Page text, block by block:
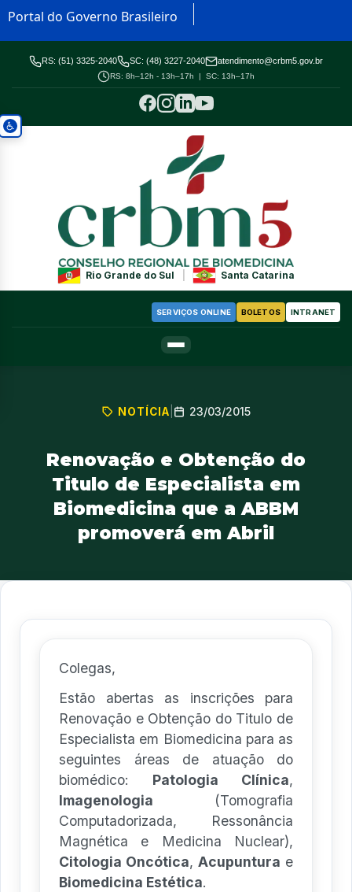
Portal do Governo Brasileiro
RS: (51) 3325-2040 SC: (48) 3227-2040 atendimento@crbm5.gov.br
RS: 8h–12h - 13h–17h | SC: 13h–17h
Rio Grande do Sul Santa Catarina
SERVIÇOS ONLINE BOLETOS INTRANET
NOTÍCIA 23/03/2015
Renovação e Obtenção do
Titulo de Especialista em
Biomedicina que a ABBM
promoverá em Abril
Colegas,
Estão abertas as inscrições para
Renovação e Obtenção do Titulo de
Especialista em Biomedicina para as
seguintes áreas de atuação do
biomédico: Patologia Clínica,
Imagenologia (Tomografia
Computadorizada, Ressonância
Magnética e Medicina Nuclear),
Citologia Oncótica, Acupuntura e
Biomedicina Estética.